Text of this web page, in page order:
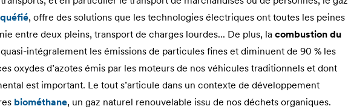
, offre des solutions que les technologies électriques ont toutes les peines
entre deux pleins, transport de charges lourdes... De plus, la combustion du
intégralement les émissions de particules fines et diminuent de 90 % les
oxydes d’azotes émis par les moteurs de nos véhicules traditionnels et dont
est important. Le tout s’articule dans un contexte de développement
biométhane, un gaz naturel renouvelable issu de nos déchets organiques.